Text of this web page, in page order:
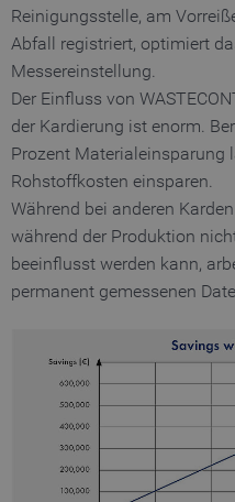
Reinigungsstelle, am
Abfall registriert, optimiert
Messereinstellung.
Der Einfluss von
der Kardierung ist enorm.
Prozent Materialeinsparung
Rohstoffkosten einsparen.
Während bei anderen
während der Produktion
beeinflusst werden kann,
permanent gemessenen